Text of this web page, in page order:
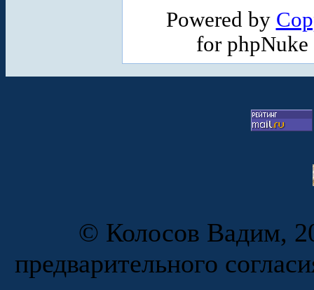
Powered by
for
© Колосов Вадим,
предварительного